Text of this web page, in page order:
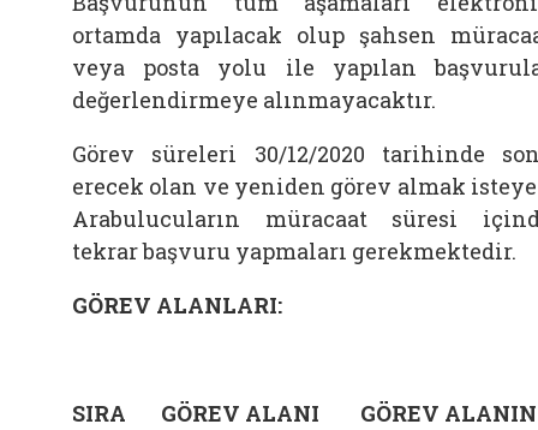
ortamda yapılacak olup şahsen
veya posta yolu ile yapılan
değerlendirmeye alınmayacaktır.
Görev süreleri 30/12/2020 tarihinde
erecek olan ve yeniden görev almak
Arabulucuların müracaat süresi
tekrar başvuru yapmaları gerekmektedir.
GÖREV ALANLARI:
SIRA
GÖREV ALANI
GÖREV